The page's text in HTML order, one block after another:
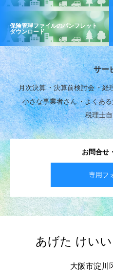
保険管理ファイルのパンフレット
ダウンロード
サー
月次決算 決算前検討会 経
小さな事業者さん
よくあ
税理士
お問合せ
専用フ
あげた けい
大阪市淀川